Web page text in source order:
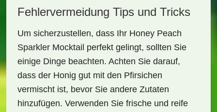
Fehlervermeidung Tips und Tricks
Um sicherzustellen, dass Ihr Honey Peach
Sparkler Mocktail perfekt gelingt, sollten Sie
einige Dinge beachten. Achten Sie darauf,
dass der Honig gut mit den Pfirsichen
vermischt ist, bevor Sie andere Zutaten
hinzufügen. Verwenden Sie frische und reife